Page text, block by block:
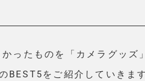
ったものを「カメラグッズ
BEST5をご紹介していきま